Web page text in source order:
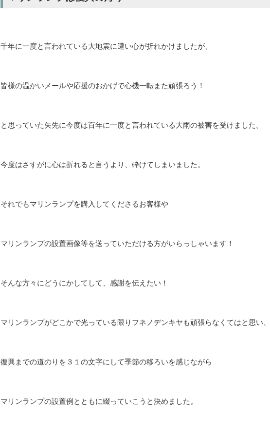
千年に一度と言われている大地震に遭い心が折れかけましたが、
皆様の温かいメールや応援のおかげで心機一転また頑張ろう！
と思っていた矢先に今度は百年に一度と言われている大雨の被害を受けました。
今度はさすがに心は折れると言うより、砕けてしまいました。
それでもマリンランプを購入してくださるお客様や
マリンランプの設置画像等を送っていただける方がいらっしゃいます！
そんな方々にどうにかしてして、感謝を伝えたい！
マリンランプがどこかで光っている限りフネノデンキヤも頑張らなくてはと思い、
復興までの道のりを３１の文字にして季節の移ろいを感じながら
マリンランプの設置例とともに綴っていこうと決めました。